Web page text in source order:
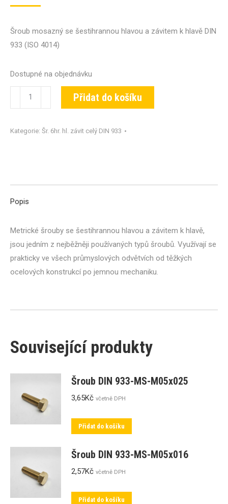
Šroub mosazný se šestihrannou hlavou a závitem k hlavě DIN
933 (ISO 4014)
Dostupné na objednávku
MS-
Přidat do košíku
Kategorie: Šr. 6hr. hl. závit celý DIN 933
Popis
Metrické šrouby se šestihrannou hlavou a závitem k hlavě,
jsou jedním z nejběžněji používaných typů šroubů. Využívají se
prakticky ve všech průmyslových odvětvích od těžkých
ocelových konstrukcí po jemnou mechaniku.
Související produkty
Šroub DIN 933-MS-M05x025
3,65Kč včetně DPH
Přidat do košíku
Šroub DIN 933-MS-M05x016
2,57Kč včetně DPH
Přidat do košíku